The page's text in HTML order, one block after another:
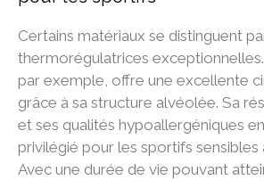
Certains matériaux se distinguent
thermorégulatrices
par exemple, offre une excellente
grâce à sa structure alvéolée. Sa
et ses qualités hypoallergéniques
privilégié pour les sportifs sensibles
Avec une durée de vie pouvant